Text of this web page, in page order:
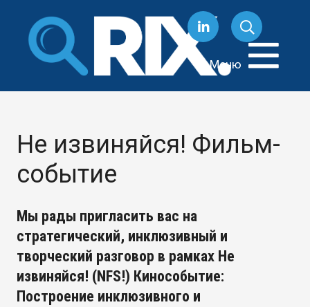
содержанию
Меню
Не извиняйся! Фильм-
событие
Мы рады пригласить вас на
стратегический, инклюзивный и
творческий разговор в рамках Не
извиняйся! (NFS!) Кинособытие:
Построение инклюзивного и